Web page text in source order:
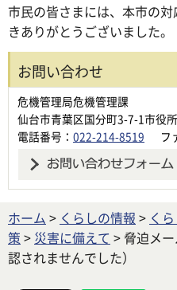
市民の皆さまには、本市の
きありがとうございました。
お問い合わせ
危機管理局危機管理課
仙台市青葉区国分町3-7-1市役
電話番号： 022-214-8519 フ
ホーム > くらしの情報 > く
策 > 災害に備えて > 脅迫メ
認されませんでした）